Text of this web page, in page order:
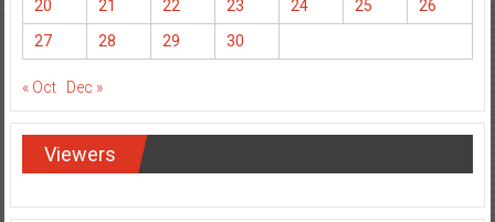
20 21 22 23 24 25
26
27
28 29 30
« Oct Dec »
Viewers